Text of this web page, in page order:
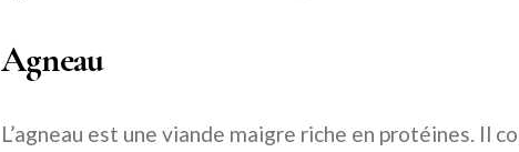
Agneau
L’agneau est une viande maigre riche en protéines. Il